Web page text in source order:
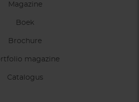
Magazine
Boek
Brochure
magazine
Catalogus